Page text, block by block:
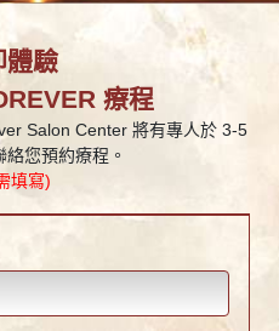
體驗
療程
Salon Center 將有專人於 3-5
您預約療程。
填寫)